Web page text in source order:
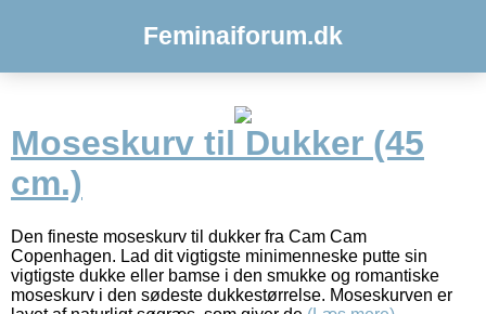
Feminaiforum.dk
Moseskurv til Dukker (45
cm.)
Den fineste moseskurv til dukker fra Cam Cam
Copenhagen. Lad dit vigtigste minimenneske putte sin
vigtigste dukke eller bamse i den smukke og romantiske
moseskurv i den sødeste dukkestørrelse. Moseskurven er